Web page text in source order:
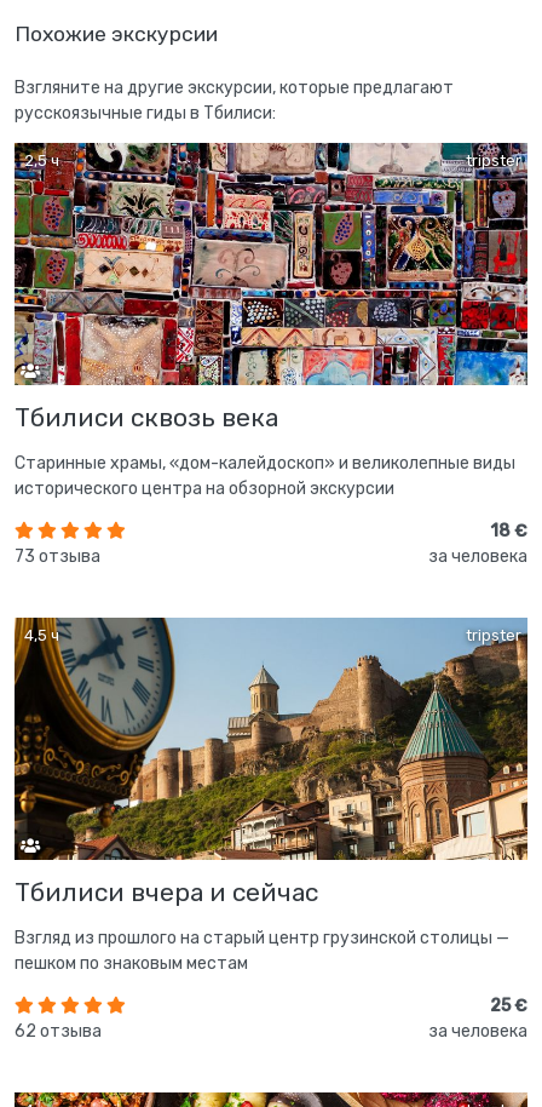
Похожие экскурсии
Взгляните на другие экскурсии, которые предлагают
русскоязычные гиды в Тбилиси:
tripster
2,5 ч
Тбилиси сквозь века
Старинные храмы, «дом-калейдоскоп» и великолепные виды
исторического центра на обзорной экскурсии
73 отзыва
18 €
за человека
tripster
4,5 ч
Тбилиси вчера и сейчас
Взгляд из прошлого на старый центр грузинской столицы —
пешком по знаковым местам
62 отзыва
25 €
за человека